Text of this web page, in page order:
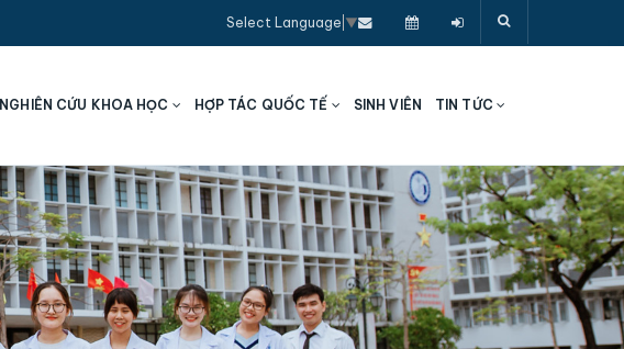
Select Language ▼
NGHIÊN CỨU KHOA HỌC HỢP TÁC QUỐC TẾ SINH VIÊN TIN TỨC